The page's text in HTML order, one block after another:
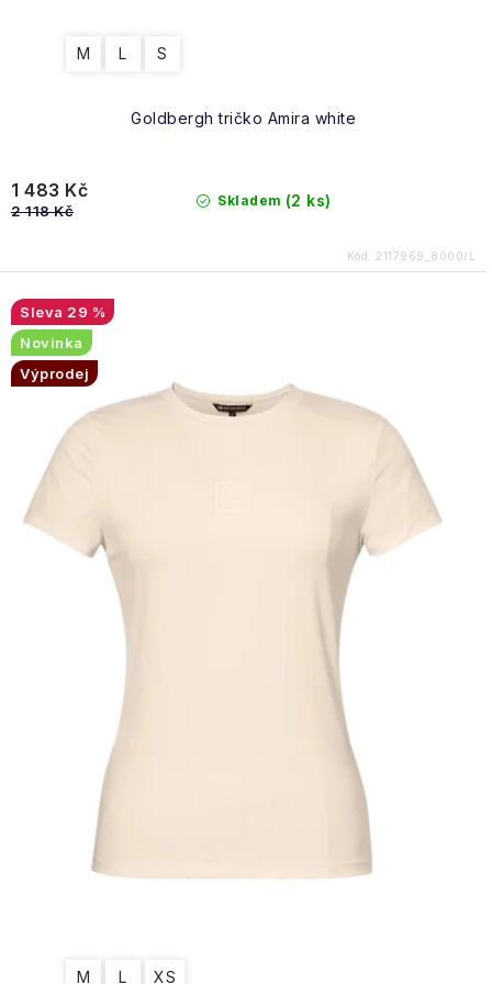
Goldbergh tričko Amira white
M L S
Skladem (2 ks)
1 483 Kč
2 118 Kč
Kód: 2117969_8000/L
29 %
Novinka
Výprodej
M L XS